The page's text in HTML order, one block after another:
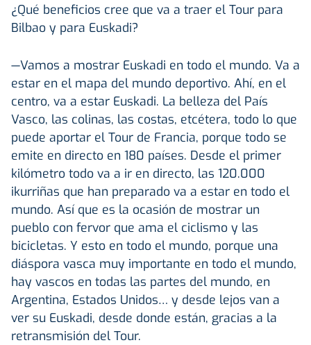
¿Qué beneficios cree que va a traer el Tour para
Bilbao y para Euskadi?
—Vamos a mostrar Euskadi en todo el mundo. Va a
estar en el mapa del mundo deportivo. Ahí, en el
centro, va a estar Euskadi. La belleza del País
Vasco, las colinas, las costas, etcétera, todo lo que
puede aportar el Tour de Francia, porque todo se
emite en directo en 180 países. Desde el primer
kilómetro todo va a ir en directo, las 120.000
ikurriñas que han preparado va a estar en todo el
mundo. Así que es la ocasión de mostrar un
pueblo con fervor que ama el ciclismo y las
bicicletas. Y esto en todo el mundo, porque una
diáspora vasca muy importante en todo el mundo,
hay vascos en todas las partes del mundo, en
Argentina, Estados Unidos… y desde lejos van a
ver su Euskadi, desde donde están, gracias a la
retransmisión del Tour.